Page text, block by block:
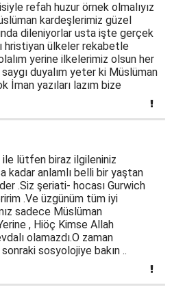
refah huzur örnek olmalıyız
kardeşlerimiz güzel
dileniyorlar usta işte gerçek
hristiyan ülkeler rekabetle
yerine ilkelerimiz olsun her
duyalım yeter ki Müslüman
İman yazıları lazım bize
ile lütfen biraz ilgileniniz
kadar anlamlı belli bir yaştan
.Siz şeriati- hocası Gurwich
.Ve üzgünüm tüm iyi
sadece Müslüman
, Hiöç Kimse Allah
olamazdı.O zaman
sosyolojiye bakın ..